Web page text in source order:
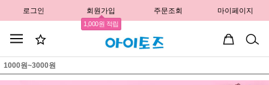
로그인 회원가입
1,000원 적립
주문조회 마이페이지
1000원~3000원